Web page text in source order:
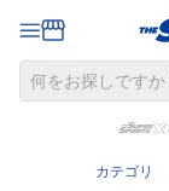
カテゴリ